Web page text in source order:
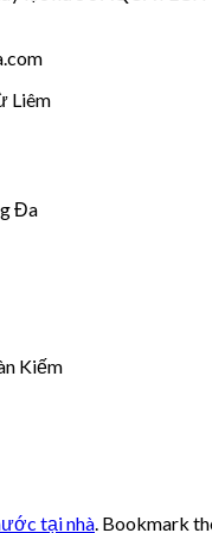
Liêm
Đa
Kiếm
tại nhà . Bookmark